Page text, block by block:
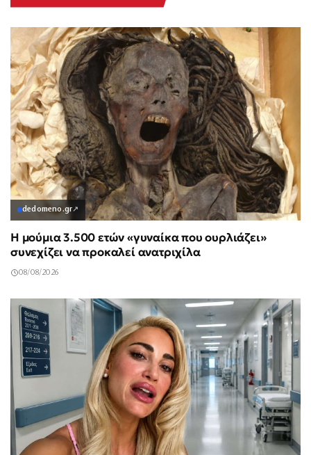
dedomeno.gr↗
Η μούμια 3.500 ετών «γυναίκα που ουρλιάζει»
συνεχίζει να προκαλεί ανατριχίλα
08/08/2026